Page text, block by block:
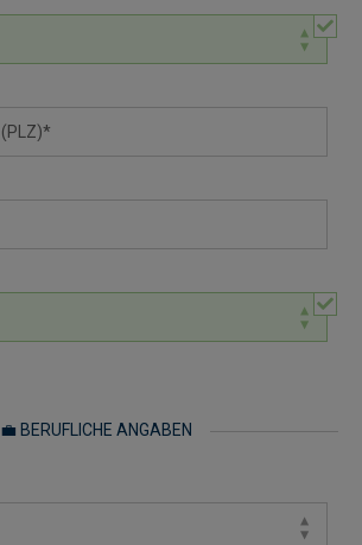
💼 BERUFLICHE ANGABEN